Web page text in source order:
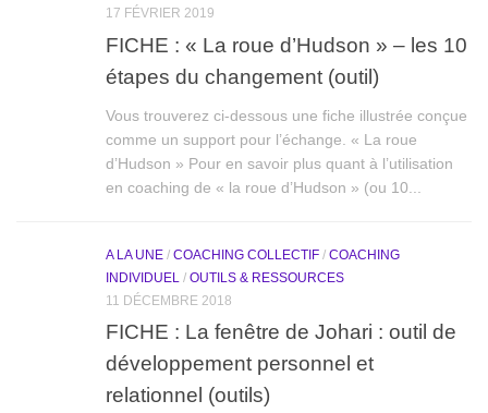
17 FÉVRIER 2019
FICHE : « La roue d’Hudson » – les 10
étapes du changement (outil)
Vous trouverez ci-dessous une fiche illustrée conçue
comme un support pour l’échange. « La roue
d’Hudson » Pour en savoir plus quant à l’utilisation
en coaching de « la roue d’Hudson » (ou 10...
A LA UNE / COACHING COLLECTIF / COACHING
INDIVIDUEL / OUTILS & RESSOURCES
11 DÉCEMBRE 2018
FICHE : La fenêtre de Johari : outil de
développement personnel et
relationnel (outils)